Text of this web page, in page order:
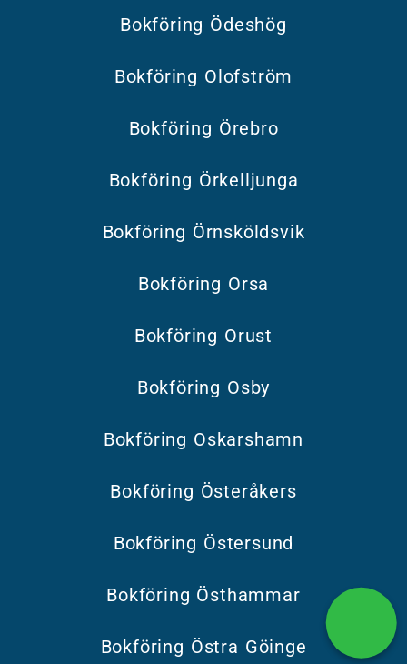
Bokföring Ödeshög
Bokföring Olofström
Bokföring Örebro
Bokföring Örkelljunga
Bokföring Örnsköldsvik
Bokföring Orsa
Bokföring Orust
Bokföring Osby
Bokföring Oskarshamn
Bokföring Österåkers
Bokföring Östersund
Bokföring Östhammar
Bokföring Östra Göinge